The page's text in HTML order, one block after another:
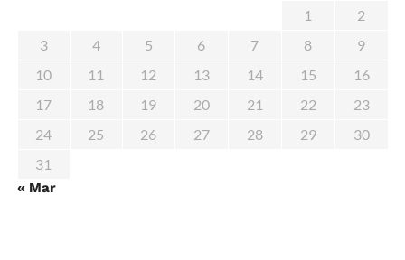
1
2
3
4 5 6 7 8
9
10
11 12 13 14 15
16
17
18 19 20 21 22
23
24
25 26 27 28 29
30
31
« Mar